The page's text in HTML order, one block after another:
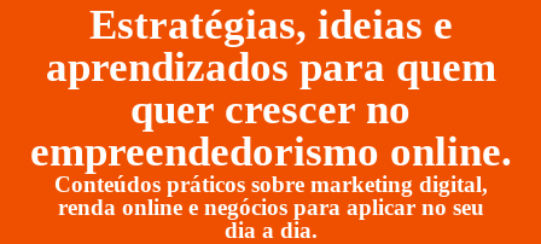
Estratégias, ideias e
aprendizados para quem
quer crescer no
empreendedorismo online.
Conteúdos práticos sobre marketing digital,
renda online e negócios para aplicar no seu
dia a dia.